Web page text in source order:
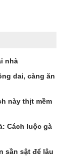
nhà
dai, càng ăn
này thịt mềm
Cách luộc gà
sần sật để lâu